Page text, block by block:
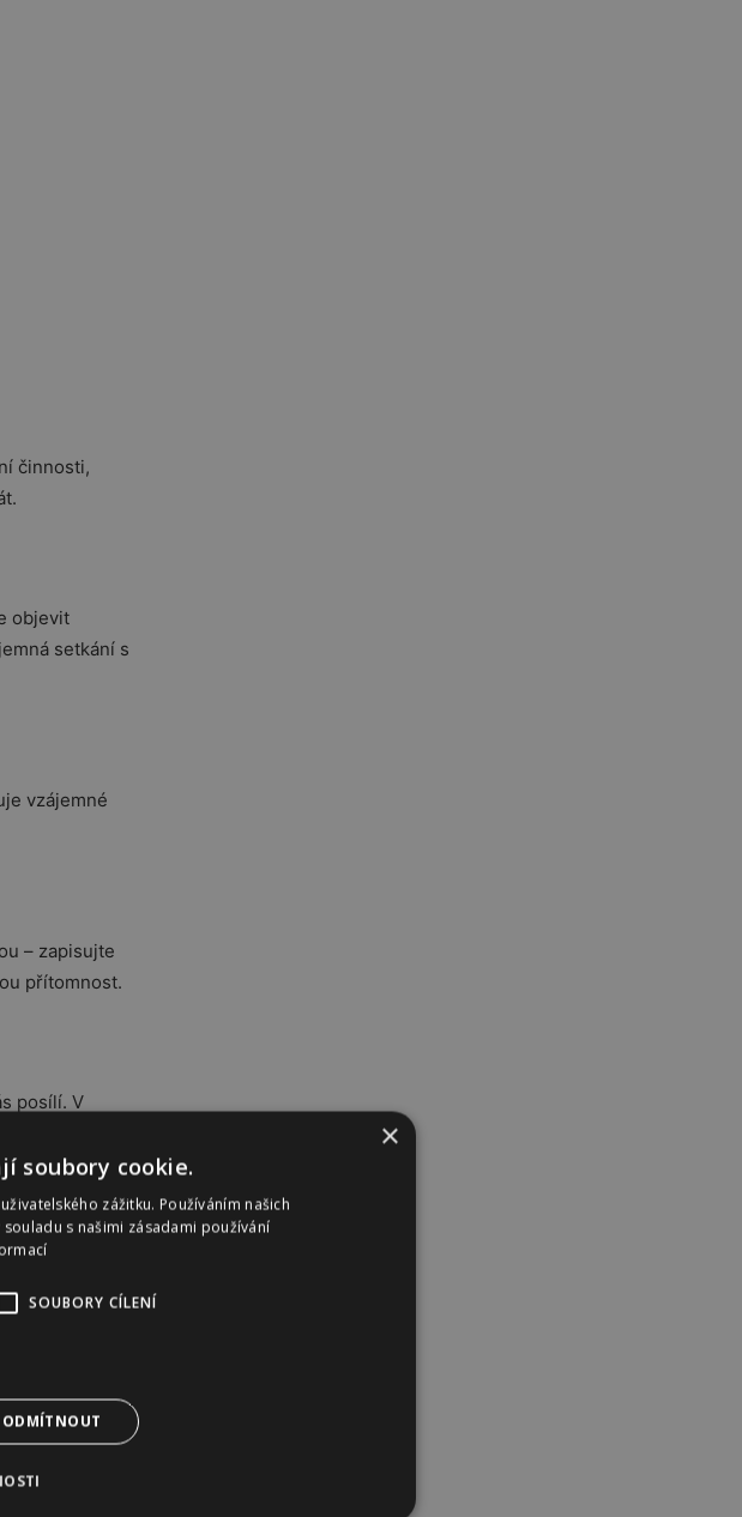
činnosti,
objevit
setkání s
vzájemné
– zapisujte
přítomnost.
posílí. V
okolí. V
je klíčovým
×
soubory cookie.
zážitku. Používáním našich
s našimi zásadami používání
SOUBORY CÍLENÍ
ODMÍTNOUT